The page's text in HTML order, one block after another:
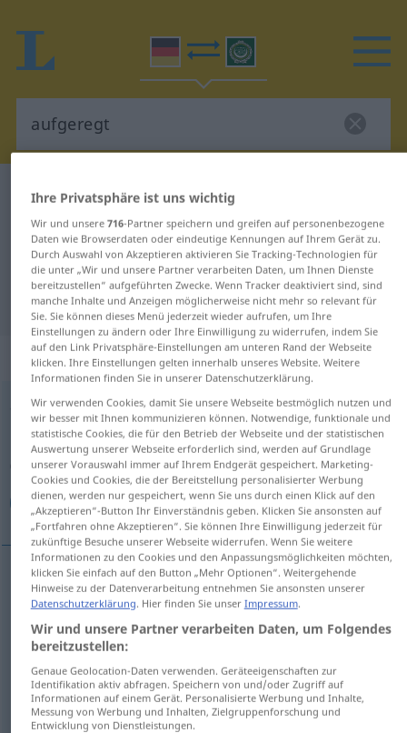
Deutsch-Arabisch Wörterbuch
Deutsch-Arabisch Übersetzung für
"aufgeregt"
"aufgeregt" Arabisch Übersetzung
„aufgeregt“: Adjektiv
aufgeregtadj
Übersicht aller Übersetzungen
(Für mehr Details die Übersetzung anklicken/antippen)
متهيج, جياش, ثائر, قلق, خائف, متوتر
متهيج [mutaˈhajjidʒ] aufgeregt
جياش [dʒaˈjjaːʃ] aufgeregt
ثائر [θaːʔir] aufgeregt
متوتر(الأعصاب) [mutaˈwattir (al-ʔaʕˈs
Ihre Privatsphäre ist uns wichtig
Wir und unsere 716-Partner speichern und greifen auf personenbezogene
Daten wie Browserdaten oder eindeutige Kennungen auf Ihrem Gerät zu.
Durch Auswahl von Akzeptieren aktivieren Sie Tracking-Technologien für
die unter „Wir und unsere Partner verarbeiten Daten, um Ihnen Dienste
bereitzustellen“ aufgeführten Zwecke. Wenn Tracker deaktiviert sind, sind
manche Inhalte und Anzeigen möglicherweise nicht mehr so relevant für
Sie. Sie können dieses Menü jederzeit wieder aufrufen, um Ihre
Einstellungen zu ändern oder Ihre Einwilligung zu widerrufen, indem Sie
auf den Link Privatsphäre-Einstellungen am unteren Rand der Webseite
klicken. Ihre Einstellungen gelten innerhalb unseres Website. Weitere
Informationen finden Sie in unserer Datenschutzerklärung.
Wir verwenden Cookies, damit Sie unsere Webseite bestmöglich nutzen und
wir besser mit Ihnen kommunizieren können. Notwendige, funktionale und
statistische Cookies, die für den Betrieb der Webseite und der statistischen
Auswertung unserer Webseite erforderlich sind, werden auf Grundlage
unserer Vorauswahl immer auf Ihrem Endgerät gespeichert. Marketing-
Cookies und Cookies, die der Bereitstellung personalisierter Werbung
dienen, werden nur gespeichert, wenn Sie uns durch einen Klick auf den
„Akzeptieren“-Button Ihr Einverständnis geben. Klicken Sie ansonsten auf
„Fortfahren ohne Akzeptieren“. Sie können Ihre Einwilligung jederzeit für
zukünftige Besuche unserer Webseite widerrufen. Wenn Sie weitere
Informationen zu den Cookies und den Anpassungsmöglichkeiten möchten,
klicken Sie einfach auf den Button „Mehr Optionen“. Weitergehende
Hinweise zu der Datenverarbeitung entnehmen Sie ansonsten unserer
Datenschutzerklärung. Hier finden Sie unser Impressum.
Wir und unsere Partner verarbeiten Daten, um Folgendes
bereitzustellen:
Genaue Geolocation-Daten verwenden. Geräteeigenschaften zur
Identifikation aktiv abfragen. Speichern von und/oder Zugriff auf
Informationen auf einem Gerät. Personalisierte Werbung und Inhalte,
Messung von Werbung und Inhalten, Zielgruppenforschung und
Entwicklung von Dienstleistungen.